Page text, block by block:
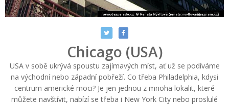
Chicago (USA)
USA v sobě ukrývá spoustu zajímavých míst, ať už se podíváme
na východní nebo západní pobřeží. Co třeba Philadelphia, kdysi
centrum americké moci? Je jen jednou z mnoha lokalit, které
můžete navštívit, nabízí se třeba i New York City nebo proslulé